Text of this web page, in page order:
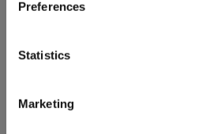
Preferences
Statistics
Marketing